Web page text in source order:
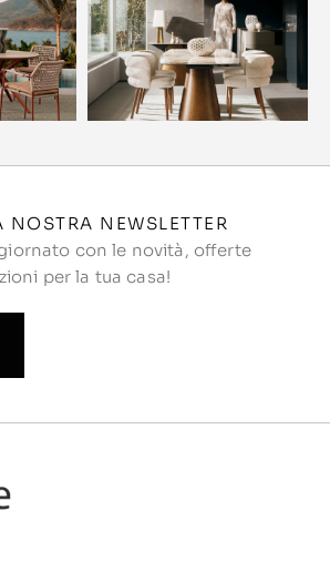
NEWSLETTER
con le novità, offerte
per la tua casa!